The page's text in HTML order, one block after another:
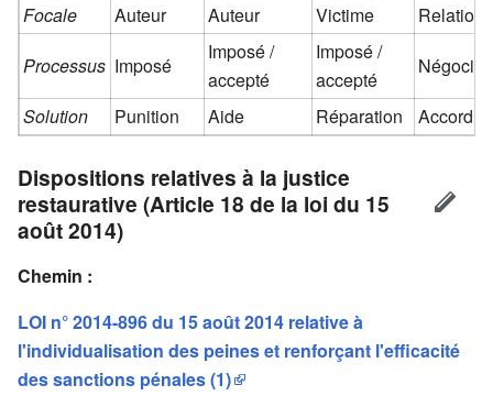
Focale
Auteur Auteur Victime
Relation
Processus Imposé
Imposé /
accepté
Imposé /
accepté
Négocié
Solution
Punition Aide Réparation Accord
Dispositions relatives à la justice
restaurative (Article 18 de la loi du 15
août 2014)
Chemin :
LOI n° 2014-896 du 15 août 2014 relative à
l'individualisation des peines et renforçant l'efficacité
des sanctions pénales (1)